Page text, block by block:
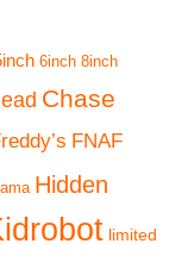
6inch 8inch
Chase
FNAF
Hidden
limited